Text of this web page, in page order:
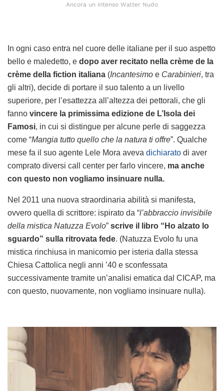
Ancora un intenso Walter Nudo
In ogni caso entra nel cuore delle italiane per il suo aspetto
bello e maledetto, e dopo aver recitato nella crème de la
crème della fiction italiana (Incantesimo e Carabinieri, tra
gli altri), decide di portare il suo talento a un livello
superiore, per l’esattezza all’altezza dei pettorali, che gli
fanno vincere la primissima edizione de L’Isola dei
Famosi, in cui si distingue per alcune perle di saggezza
come “Mangia tutto quello che la natura ti offre”. Qualche
mese fa il suo agente Lele Mora aveva dichiarato di aver
comprato diversi call center per farlo vincere, ma anche
con questo non vogliamo insinuare nulla.
Nel 2011 una nuova straordinaria abilità si manifesta,
ovvero quella di scrittore: ispirato da “l’abbraccio invisibile
della mistica Natuzza Evolo” scrive il libro “Ho alzato lo
sguardo” sulla ritrovata fede. (Natuzza Evolo fu una
mistica rinchiusa in manicomio per isteria dalla stessa
Chiesa Cattolica negli anni ’40 e sconfessata
successivamente tramite un’analisi ematica dal CICAP, ma
con questo, nuovamente, non vogliamo insinuare nulla).